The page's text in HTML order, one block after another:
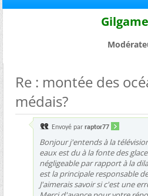
Re : montée des
médais?
Envoyé par raptor77
Bonjour j'entends à la
eaux est du à la fonte des
négligeable par rapport à la
est la principale responsable
J'aimerais savoir si c'est une